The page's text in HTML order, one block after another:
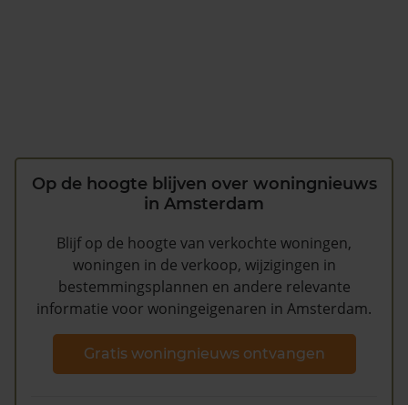
Op de hoogte blijven over woningnieuws
in Amsterdam
Blijf op de hoogte van verkochte woningen,
woningen in de verkoop, wijzigingen in
bestemmingsplannen en andere relevante
informatie voor woningeigenaren in Amsterdam.
Gratis woningnieuws ontvangen